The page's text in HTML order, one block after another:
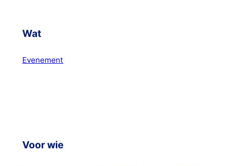
Wat
Evenement
Voor wie